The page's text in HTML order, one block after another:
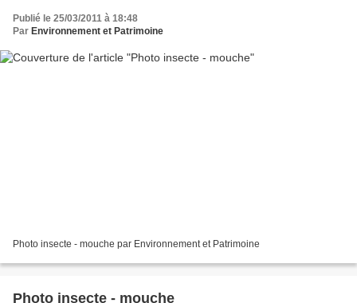
Publié le 25/03/2011 à 18:48
Par Environnement et Patrimoine
Photo insecte - mouche par Environnement et Patrimoine
Photo insecte - mouche